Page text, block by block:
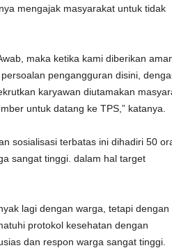
mengajak masyarakat untuk tidak
maka ketika kami diberikan
pengangguran disini,
karyawan diutamakan
untuk datang ke TPS,” katanya.
sosialisasi terbatas ini dihadiri 50
sangat tinggi. dalam hal target
lagi dengan warga, tetapi dengan
protokol kesehatan dengan
dan respon warga sangat tinggi.